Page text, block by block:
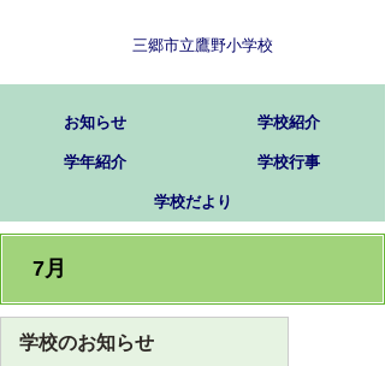
三郷市立鷹野小学校
お知らせ 学校紹介
学年紹介 学校行事
学校だより
7月
学校のお知らせ